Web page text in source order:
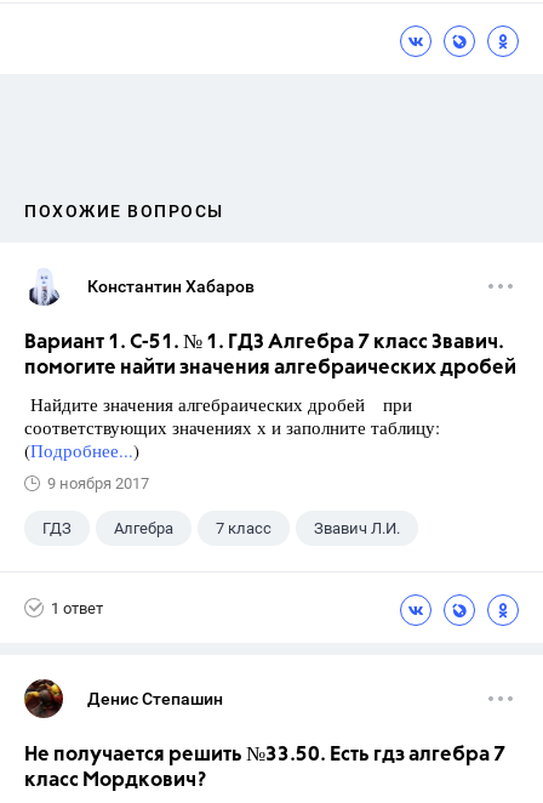
ПОХОЖИЕ ВОПРОСЫ
Константин Хабаров
Вариант 1. С-51. № 1. ГДЗ Алгебра 7 класс Звавич.
помогите найти значения алгебраических дробей
Найдите значения алгебраических дробей при
соответствующих значениях х и заполните таблицу:
(Подробнее...)
9 ноября 2017
ГДЗ Алгебра 7 класс Звавич Л.И.
1 ответ
Денис Степашин
Не получается решить №33.50. Есть гдз алгебра 7
класс Мордкович?